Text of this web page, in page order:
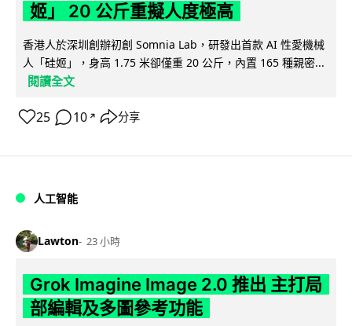
姬」 20 公斤重擬人度極高
香港人於深圳創辦初創 Somnia Lab，研發出首款 AI 性愛機械
人「硅姬」，身高 1.75 米卻僅重 20 公斤，內置 165 種親密...
閱讀全文
25 10 ↗ 分享
人工智能
Lawton 23 小時
Grok Imagine Image 2.0 推出 主打局
部編輯及多圖參考功能